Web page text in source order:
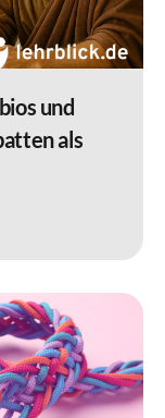
und
als